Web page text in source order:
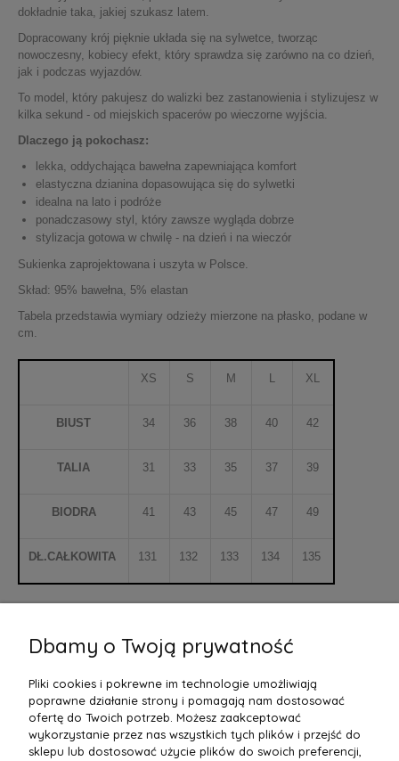
dokładnie taka, jakiej szukasz latem.
Dopracowany krój pięknie układa się na sylwetce, tworząc
nowoczesny, kobiecy efekt, który sprawdza się zarówno na co dzień,
jak i podczas wyjazdów.
To model, który pakujesz do walizki bez zastanowienia i stylizujesz w
kilka sekund - od miejskich spacerów po wieczorne wyjścia.
Dlaczego ją pokochasz:
lekka, oddychająca bawełna zapewniająca komfort
elastyczna dzianina dopasowująca się do sylwetki
idealna na lato i podróże
ponadczasowy styl, który zawsze wygląda dobrze
stylizacja gotowa w chwilę - na dzień i na wieczór
Sukienka zaprojektowana i uszyta w Polsce.
Skład: 95% bawełna, 5% elastan
Tabela przedstawia wymiary odzieży mierzone na płasko, podane w
cm.
XS S M XL
BIUST 34 36 38 40 42
TALIA 31 33 35 37 39
BIODRA 41 43 45 47 49
DŁ.CAŁKOWITA 131 132 133 134 135
Państwa monitorach lub telefonach.
Dbamy o Twoją prywatność
Pliki cookies i pokrewne im technologie umożliwiają
poprawne działanie strony i pomagają nam dostosować
ofertę do Twoich potrzeb. Możesz zaakceptować
wykorzystanie przez nas wszystkich tych plików i przejść do
sklepu lub dostosować użycie plików do swoich preferencji,